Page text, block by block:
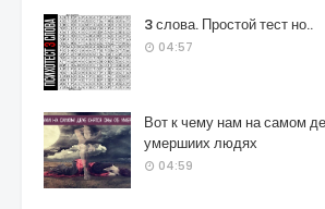
3 слова. Простой тест но..
04:57
Вот к чему нам на самом
умершиих людях
04:59